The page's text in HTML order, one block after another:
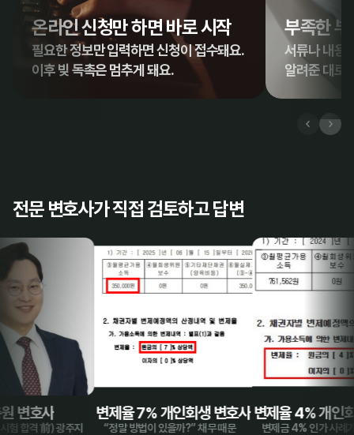
온라인 신청만 하면 바로 시작
필요한 정보만 입력하면 신청이 접수돼요.
이후 빚 독촉은 멈추게 돼요.
부족한
서류나 내용
알려준 대로
전문 변호사가 직접 검토하고 답변
호사
격 前) 광주지
변제율 7% 개인회생 변호사
“정말 방법이 있을까?” 채무 때문
변제율 4% 개인회생
변제금 4% 인가 사례가 있